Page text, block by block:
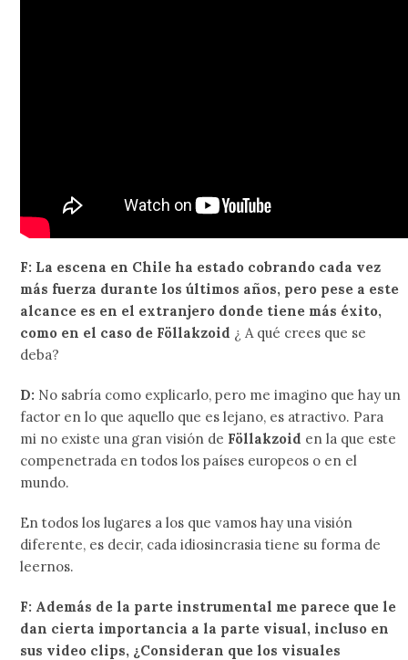
F: La escena en Chile ha estado cobrando cada vez
más fuerza durante los últimos años, pero pese a este
alcance es en el extranjero donde tiene más éxito,
como en el caso de Föllakzoid ¿ A qué crees que se
deba?
D: No sabría como explicarlo, pero me imagino que hay un
factor en lo que aquello que es lejano, es atractivo. Para
mi no existe una gran visión de Föllakzoid en la que este
compenetrada en todos los países europeos o en el
mundo.
En todos los lugares a los que vamos hay una visión
diferente, es decir, cada idiosincrasia tiene su forma de
leernos.
F: Además de la parte instrumental me parece que le
dan cierta importancia a la parte visual, incluso en
sus video clips, ¿Consideran que los visuales